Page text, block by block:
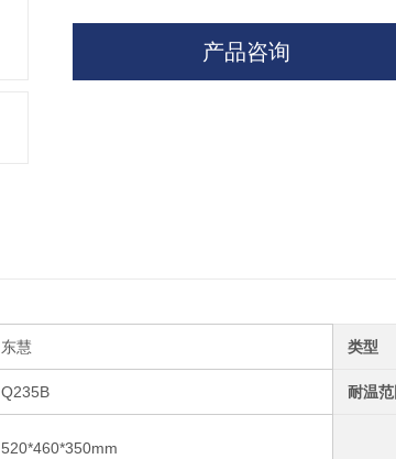
产品咨询
东慧 类型
Q235B 耐温
520*460*350mm